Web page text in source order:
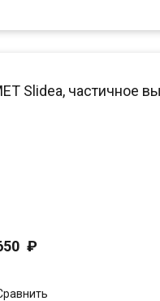
Slidea, частичное
₽